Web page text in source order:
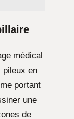
médical
pileux en
portant
une
de